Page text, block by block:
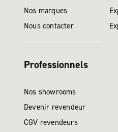
Nos marques
Nous contacter
Professionnels
Nos showrooms
Devenir revendeur
CGV revendeurs